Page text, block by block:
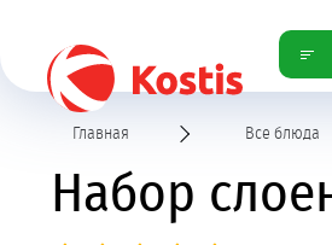
Главная Все блюда
Набор